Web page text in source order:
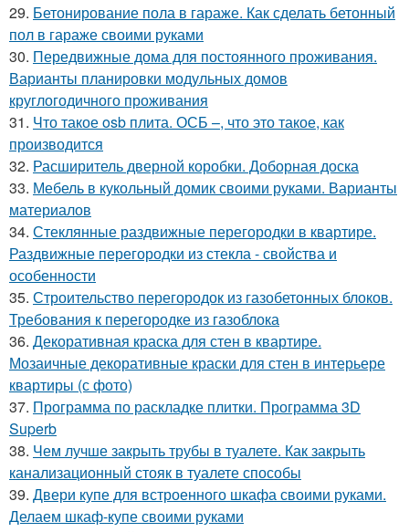
29. Бетонирование пола в гараже. Как сделать бетонный
пол в гараже своими руками
30. Передвижные дома для постоянного проживания.
Варианты планировки модульных домов
круглогодичного проживания
31. Что такое osb плита. ОСБ –, что это такое, как
производится
32. Расширитель дверной коробки. Доборная доска
33. Мебель в кукольный домик своими руками. Варианты
материалов
34. Стеклянные раздвижные перегородки в квартире.
Раздвижные перегородки из стекла - свойства и
особенности
35. Строительство перегородок из газобетонных блоков.
Требования к перегородке из газоблока
36. Декоративная краска для стен в квартире.
Мозаичные декоративные краски для стен в интерьере
квартиры (с фото)
37. Программа по раскладке плитки. Программа 3D
Superb
38. Чем лучше закрыть трубы в туалете. Как закрыть
канализационный стояк в туалете способы
39. Двери купе для встроенного шкафа своими руками.
Делаем шкаф-купе своими руками